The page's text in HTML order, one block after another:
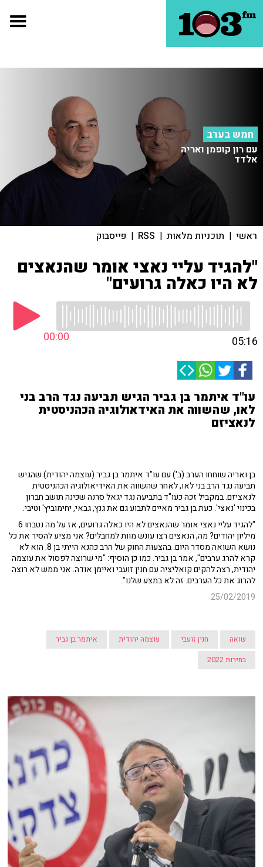
חמש בערב
עם רון קופמן ואריה
אלדד
ראשי | תוכניות מלאות |
RSS
| פייסבוק
"להגיד עליי נאצי אומר שהנאצים
לא היו כאלה גרועים"
00:00 05:16
עו"ד איתמר בן גביר הגיש תביעה נגד הרב בני
לאו, שהשווה את האידאולוגיה הכהניסטית
לנאציזם
בן ואריה שוחחו הערב (ב') עם עו"ד איתמר בן גביר (עוצמה יהודית) שהגיש
תביעה נגד הרב בני לאו, לאחר שהשווה את האידיאולוגיה הכהניסטית
לנאציזם. במקביל זכה כעו"ד בתביעה נגד יגאל סרנה שכינה תושב חברון
בכינוי 'נאצי'. כעת בן גביר מאיים לתבוע גם את גנץ, גבאי, יחימוביץ' וטיבי.
"להגיד עליי נאצי אומר שהנאצים לא היו כאלה גרועים, אז על מה נטבחו 6
מיליון יהודים? מה, הנאצים רצו עונש מוות למחבלים? אני מציע להסיר את כל
נושא השואה מסדר היום. בהצעות החוק של הרב כהנא הייתי בן 8. הוא לא
קרא להרג ערבים", אמר בן גביר. כמו כן הוסיף: "מי שרוצה לפסול את עוצמה
יהודית, רצה להקים קואליציה עם חנין זועבי ואיימן אודה. אני ממש לא רוצה
להרוג את כל הערבים. זה לא במצע שלנו".
25/02/2019
שואה חנין זועבי עוצמה יהודית
איתמר בן גביר
בחירות 2022